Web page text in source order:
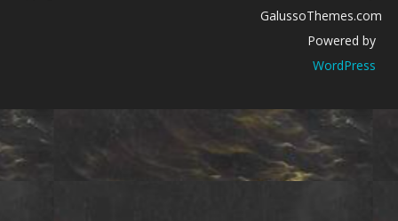
GalussoThemes.com
Powered by
WordPress